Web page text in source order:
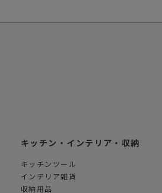
キッチン・インテリア・収納
キッチンツール
インテリア雑貨
収納用品